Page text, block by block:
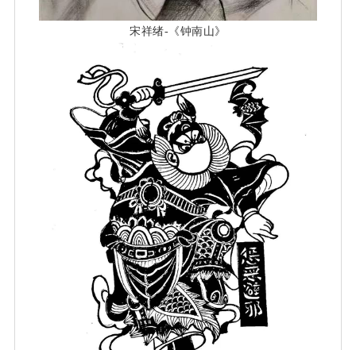
宋祥绪-《钟南山》